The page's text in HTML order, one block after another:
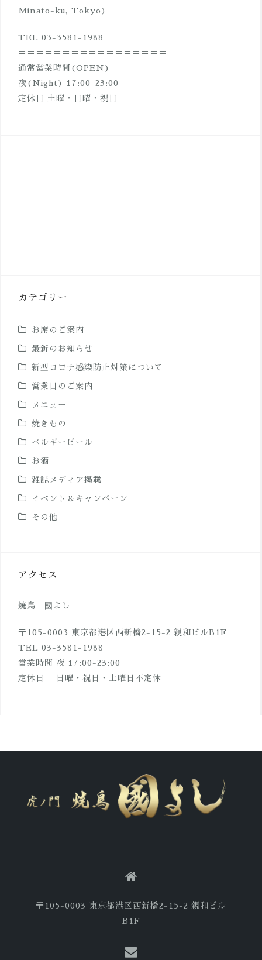
Minato-ku, Tokyo)
TEL 03-3581-1988
＝＝＝＝＝＝＝＝＝＝＝＝＝＝＝＝＝
通常営業時間(OPEN)
夜(Night) 17:00-23:00
定休日 土曜・日曜・祝日
カテゴリー
お席のご案内
最新のお知らせ
新型コロナ感染防止対策について
営業日のご案内
メニュー
焼きもの
ベルギービール
お酒
雑誌メディア掲載
イベント＆キャンペーン
その他
アクセス
焼鳥 國よし
〒105-0003 東京都港区西新橋2-15-2 親和ビルB1F
TEL 03-3581-1988
営業時間 夜 17:00-23:00
定休日 日曜・祝日・土曜日不定休
〒105-0003 東京都港区西新橋2-15-2 親和ビル
B1F